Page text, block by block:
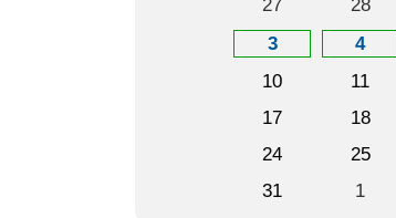
27
28
3
4
10
11
17
18
24
25
31
1